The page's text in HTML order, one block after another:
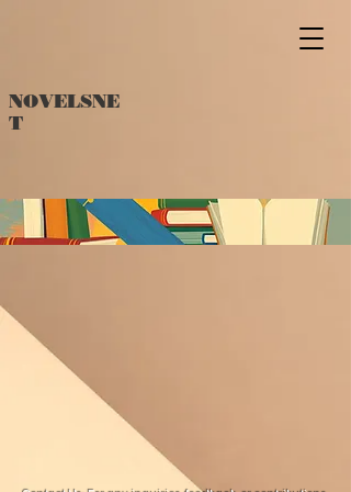
NOVELSNE
T